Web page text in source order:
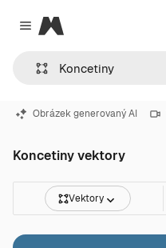
Close menu
Magnific
Obrázek generovaný AI
Koncetiny vektory
Vektory